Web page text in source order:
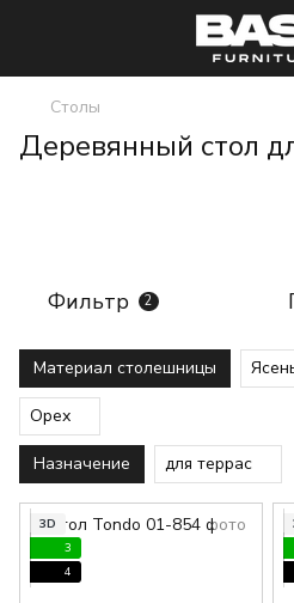
Столы
Деревянный стол
Фильтр 2
Материал столешницы
Орех
Назначение для террас
3D
3
4